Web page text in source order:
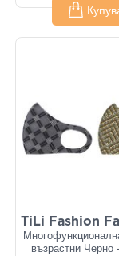
TiLi Fashion
възрастни Черно